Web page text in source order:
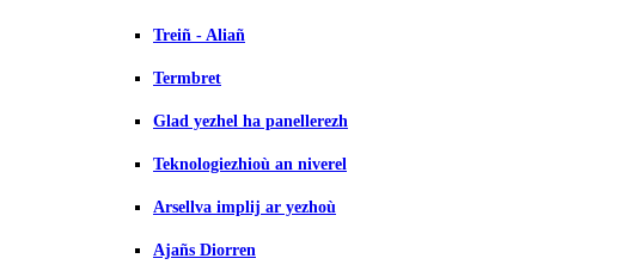
Treiñ - Aliañ
Termbret
Glad yezhel ha panellerezh
Teknologiezhioù an niverel
Arsellva implij ar yezhoù
Ajañs Diorren